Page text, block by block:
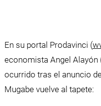
En su portal Prodavinci (
economista Angel Alayón
ocurrido tras el anuncio
Mugabe vuelve al tapete: